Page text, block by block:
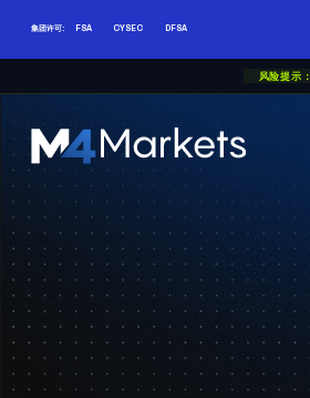
集团许可: FSA CYSEC DFSA
风险提示：
M4Markets
-
CFD
Trading
Regulated
Broker